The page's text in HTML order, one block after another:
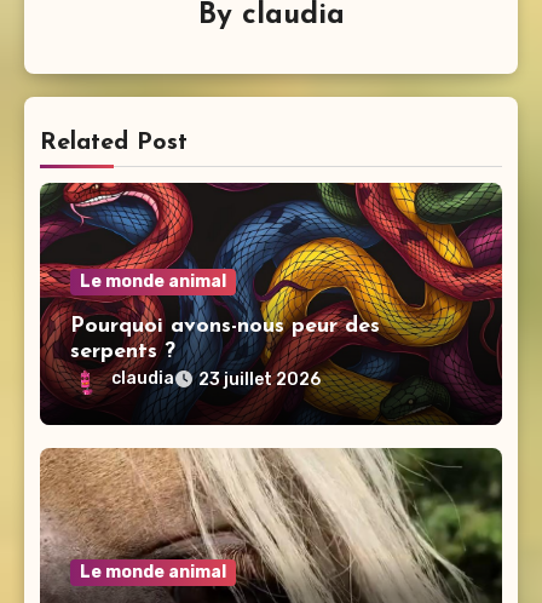
By claudia
Related Post
Le monde animal
Pourquoi avons-nous peur des
serpents ?
claudia 23 juillet 2026
Le monde animal